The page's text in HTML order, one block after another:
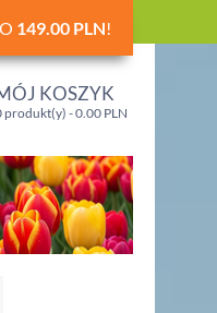
149.00 PLN!
KOSZYK
produkt(y) -0.00 PLN